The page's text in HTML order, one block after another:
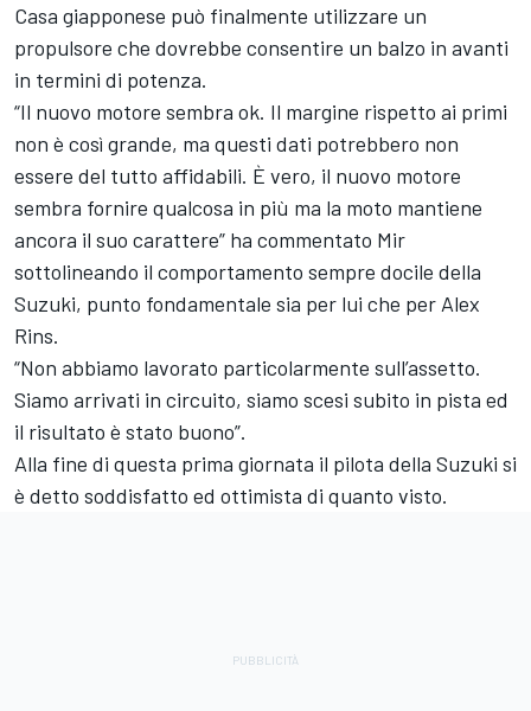
Casa giapponese può finalmente utilizzare un
propulsore che dovrebbe consentire un balzo in avanti
in termini di potenza.
“Il nuovo motore sembra ok. Il margine rispetto ai primi
non è così grande, ma questi dati potrebbero non
essere del tutto affidabili. È vero, il nuovo motore
sembra fornire qualcosa in più ma la moto mantiene
ancora il suo carattere” ha commentato Mir
sottolineando il comportamento sempre docile della
Suzuki, punto fondamentale sia per lui che per Alex
Rins.
“Non abbiamo lavorato particolarmente sull’assetto.
Siamo arrivati in circuito, siamo scesi subito in pista ed
il risultato è stato buono”.
Alla fine di questa prima giornata il pilota della Suzuki si
è detto soddisfatto ed ottimista di quanto visto.